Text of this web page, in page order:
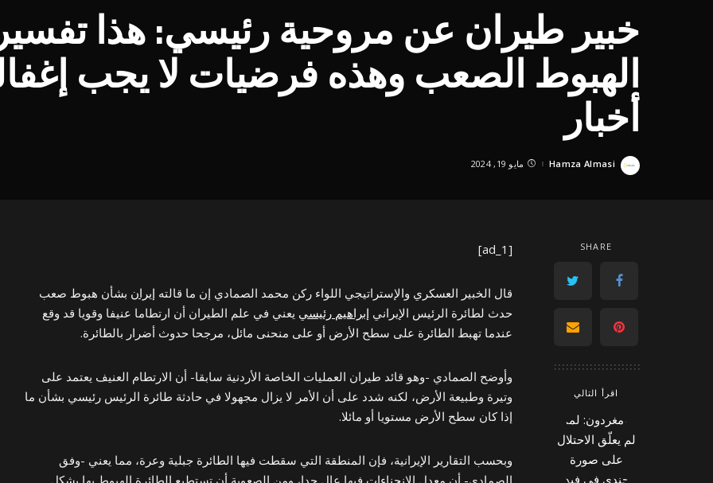
خبير طيران عن مروحية رئيسي: هذا
الهبوط الصعب وهذه فرضيات لا يجب
أخبار
Posted
Hamza Almasi مايو 19, 2024
SHARE
اقرأ التالي
[ad_1]
قال الخبير العسكري والإستراتيجي اللواء ركن محمد الصمادي إن ما قالته إيران بشأن هبوط صعب
حدث لطائرة الرئيس الإيراني إبراهيم رئيسي يعني في علم الطيران أن ارتطاما عنيفا وقويا قد وقع
عندما تهبط الطائرة على سطح الأرض أو على منحنى مائل، مرجحا حدوث أضرار بالطائرة.
وأوضح الصمادي -وهو قائد طيران العمليات الخاصة الأردنية سابقا- أن الارتطام العنيف يعتمد على
وتيرة وطبيعة الأرض، لكنه شدد على أن الأمر لا يزال مجهولا في حادثة طائرة الرئيس رئيسي بشأن ما
إذا كان سطح الأرض مستويا أو مائلا.
وبحسب التقارير الإيرانية، فإن المنطقة التي سقطت فيها الطائرة جبلية وعرة، مما يعني -وفق
الصمادي- أن معدل الانحناءات فيها عال جدا، ومن الصعوبة أن تستطيع الطائرة الهبوط بها بشكل